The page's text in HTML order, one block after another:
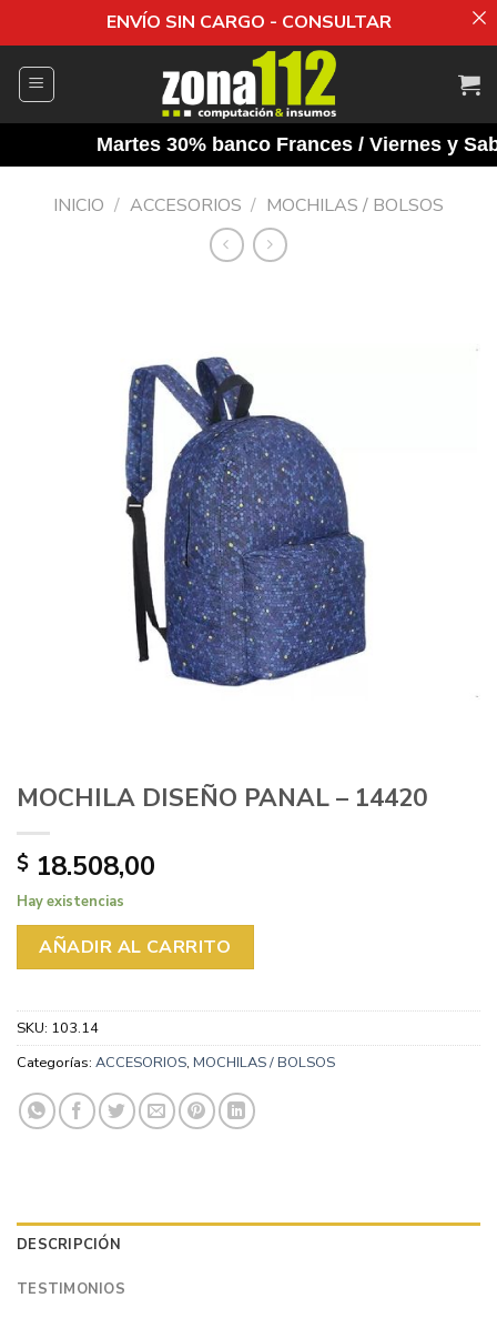
ENVÍO SIN CARGO - CONSULTAR
Martes 30% banco Frances / Viernes y
INICIO / ACCESORIOS / MOCHILAS / BOLSOS
MOCHILA DISEÑO PANAL – 14420
$ 18.508,00
Hay existencias
AÑADIR AL CARRITO
SKU: 103.14
Categorías: ACCESORIOS, MOCHILAS / BOLSOS
DESCRIPCIÓN
TESTIMONIOS